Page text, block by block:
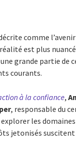
comme
est plus
grande partie
courants.
à la confiance,
, responsable du
les
jetonisés